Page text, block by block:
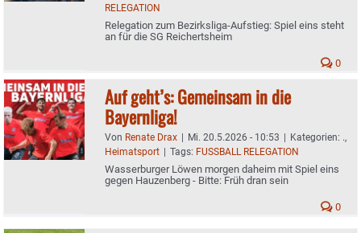
RELEGATION
Relegation zum Bezirksliga-Aufstieg: Spiel eins steht
an für die SG Reichertsheim
0
Auf geht’s: Gemeinsam in die
Bayernliga!
Von Renate Drax | Mi. 20.5.2026 - 10:53 | Kategorien: .,
Heimatsport | Tags: FUSSBALL RELEGATION
Wasserburger Löwen morgen daheim mit Spiel eins
gegen Hauzenberg - Bitte: Früh dran sein
0